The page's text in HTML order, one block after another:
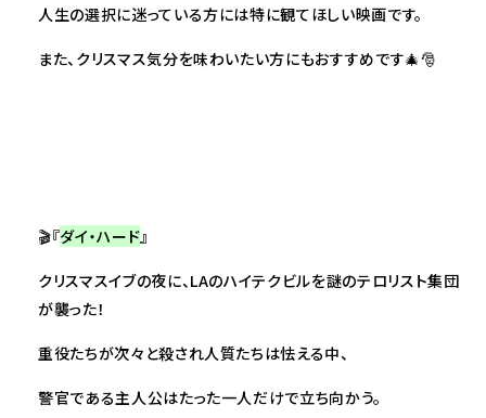
人生の選択に迷っている方には特に観てほしい映画です。
また、クリスマス気分を味わいたい方にもおすすめです🎄🎅
🎬『ダイ・ハード』
クリスマスイブの夜に、LAのハイテクビルを謎のテロリスト集団
が襲った！
重役たちが次々と殺され人質たちは怯える中、
警官である主人公はたった一人だけで立ち向かう。